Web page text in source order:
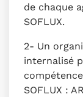
de chaque
SOFLUX.
2- Un
internalisé
SOFLUX :